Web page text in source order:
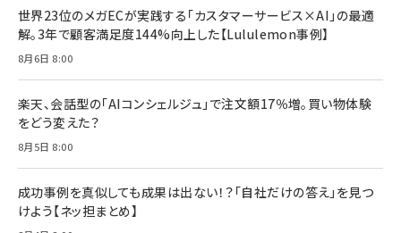
世界23位のメガECが実践する「カスタマーサービス×AI」の最適
解。3年で顧客満足度144%向上した【Lululemon事例】
8月6日 8:00
楽天、会話型の「AIコンシェルジュ」で注文額17％増。買い物体験
をどう変えた？
8月5日 8:00
成功事例を真似しても成果は出ない！？「自社だけの答え」を見つ
けよう【ネッ担まとめ】